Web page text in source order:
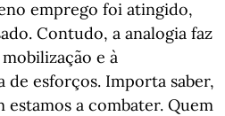
emprego foi atingido,
Contudo, a analogia faz
e à
de esforços. Importa saber,
a combater. Quem